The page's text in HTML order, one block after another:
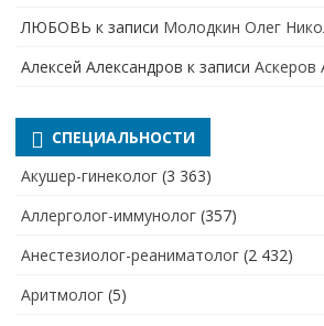
ЛЮБОВЬ к записи Молодкин Олег
Алексей Александров к записи Аскеров
СПЕЦИАЛЬНОСТИ
Акушер-гинеколог (3 363)
Аллерголог-иммунолог (357)
Анестезиолог-реаниматолог (2 432)
Аритмолог (5)